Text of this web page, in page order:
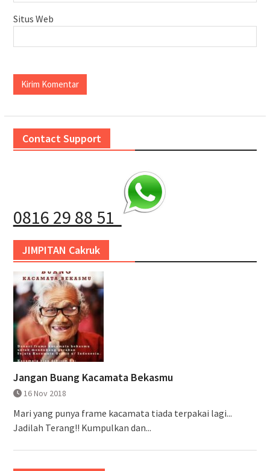
Situs Web
Contact Support
0816 29 88 51
JIMPITAN Cakruk
Jangan Buang Kacamata Bekasmu
16 Nov 2018
Mari yang punya frame kacamata tiada terpakai lagi...
Jadilah Terang!! Kumpulkan dan...